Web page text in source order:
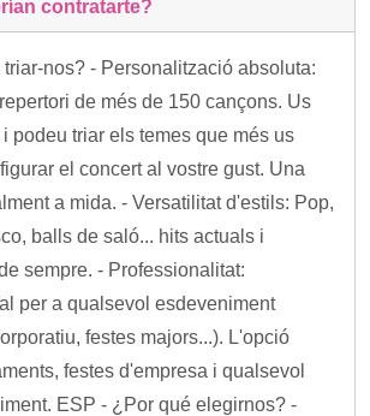
contratarte?
nos? - Personalització absoluta:
de més de 150 cançons. Us
podeu triar els temes que més us
el concert al vostre gust. Una
a mida. - Versatilitat d'estils: Pop,
balls de saló... hits actuals i
sempre. - Professionalitat:
per a qualsevol esdeveniment
festes majors...). L'opció
festes d'empresa i qualsevol
ESP - ¿Por qué elegirnos? -